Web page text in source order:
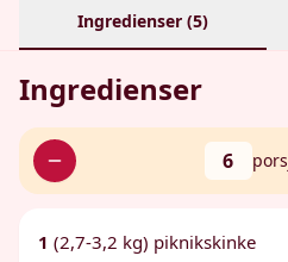
Ingredienser (5)
Ingredienser
6
1 (2,7-3,2 kg) piknikskinke